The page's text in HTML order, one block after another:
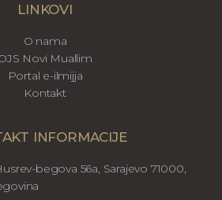
LINKOVI
O nama
Novi Muallim
Portal e-ilmijja
Kontakt
INFORMACIJE
begova 56a, Sarajevo 71000,